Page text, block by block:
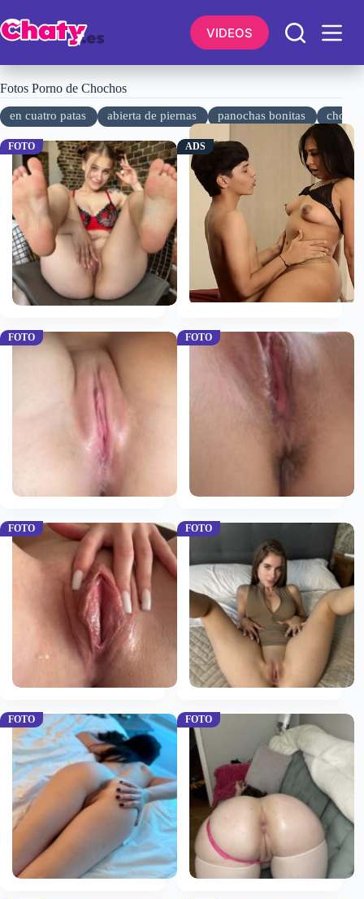
al
contenido
VIDEOS
Fotos Porno de Chochos
en cuatro patas
abierta de piernas panochas bonitas
ADS